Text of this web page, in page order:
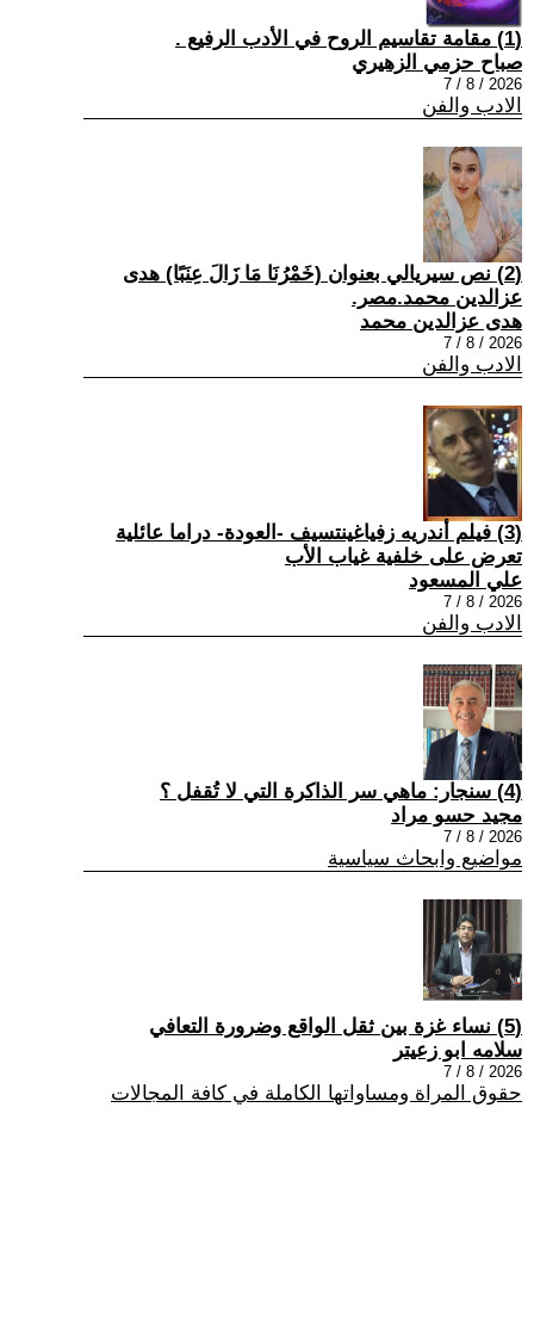
(1) مقامة تقاسيم الروح في الأدب الرفيع .
صباح حزمي الزهيري
2026 / 8 / 7
الادب والفن
(2) نص سيريالي بعنوان (خَمْرُنَا مَا زَالَ عِنَبًا) هدى
عزالدين محمد.مصر.
هدى عزالدين محمد
2026 / 8 / 7
الادب والفن
(3) فيلم أندريه زفياغينتسيف -العودة- دراما عائلية
تعرض على خلفية غياب الأب
علي المسعود
2026 / 8 / 7
الادب والفن
(4) سنجار: ماهي سر الذاكرة التي لا تُقفل ؟
مجيد حسو مراد
2026 / 8 / 7
مواضيع وابحاث سياسية
(5) نساء غزة بين ثقل الواقع وضرورة التعافي
سلامه ابو زعيتر
2026 / 8 / 7
حقوق المراة ومساواتها الكاملة في كافة المجالات